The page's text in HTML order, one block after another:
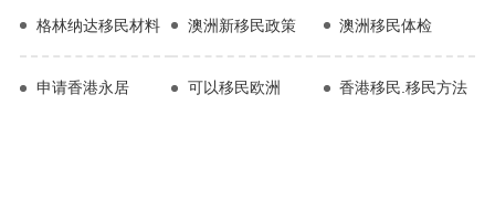
格林纳达移民材料 澳洲新移民政策 澳洲移民体检
申请香港永居 可以移民欧洲 香港移民.移民方法